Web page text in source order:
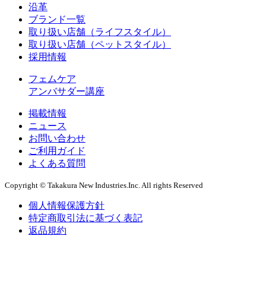
沿革
ブランド一覧
取り扱い店舗（ライフスタイル）
取り扱い店舗（ペットスタイル）
採用情報
フェムケア
アンバサダー講座
掲載情報
ニュース
お問い合わせ
ご利用ガイド
よくある質問
Copyright © Takakura New Industries.Inc. All rights Reserved
個人情報保護方針
特定商取引法に基づく表記
返品規約